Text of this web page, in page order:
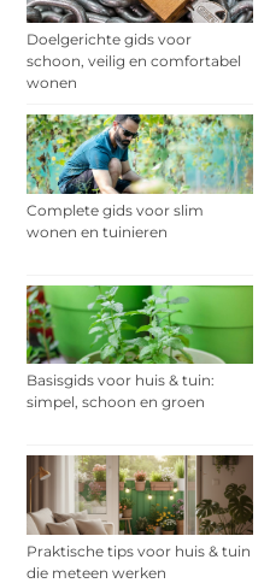
Doelgerichte gids voor
schoon, veilig en comfortabel
wonen
Complete gids voor slim
wonen en tuinieren
Basisgids voor huis & tuin:
simpel, schoon en groen
Praktische tips voor huis & tuin
die meteen werken